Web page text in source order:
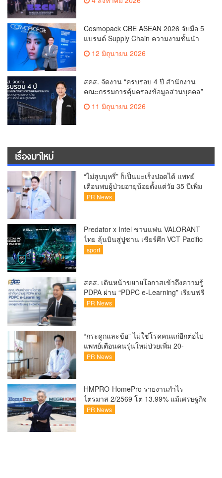
ระดับนานาชาติเกิดการเจรจาธุรกิจกว่า
ตอกย้ำไทยสู่ “Content Hub of Asia”
Cosmopack CBE ASEAN 2026 จับมือ 5
แบรนด์ Supply Chain ความงามชั้นนำ
เดินเครื่องโรงงานผลิตเครื่องสำอาง
จำลอง “The Sunscreen Factory” ไฮไลต์
Bangkok 2026
12 มิถุนายน 2026
สคส. จัดงาน “ครบรอบ 4 ปี สำนักงาน
คณะกรรมการคุ้มครองข้อมูลส่วนบุคคล”
ส่งสัญญาณยกระดับ PDPA ไทย สร้าง
ความเชื่อมั่นเศรษฐกิจดิจิทัล
11 มิถุนายน 2026
เรื่องมาใหม่
“ไม่สูบบุหรี่” ก็เป็นมะเร็งปอดได้ แพทย์
เตือนพบผู้ป่วยอายุน้อยตั้งแต่วัย 35 ปีเพิ่ม
ขึ้นคนไทยกว่า 70% รู้ตัวเมื่อโรคลุกลาม
PR News
Predator x Intel ชวนแฟน VALORANT
ไทย ลุ้นบินสู่ปูซาน เชียร์ศึก VCT Pacific
Finals Busan ประเทศเกาหลีใต้ Predator
สุดพิเศษตลอดทัวร์นาเมนต์
sport
สคส. เดินหน้าขยายโอกาสเข้าถึงความรู้
PDPA ผ่าน “PDPC e-Learning” เรียนฟรี
ทุกที่ ทุกเวลา พร้อมประกาศนียบัตร ต่อย
แล้ว
PR News
“กระดูกและข้อ” ไม่ใช่โรคคนแก่อีกต่อไป
แพทย์เตือนคนรุ่นใหม่ป่วยเพิ่ม 20-
30% เสี่ยง ‘ข้อเข่าเสื่อมก่อนวัย’ จาก
PR News
HMPRO-HomePro รายงานกำไร
ไตรมาส 2/2569 โต 13.99% แม้เศรษฐกิจ
ผันผวนเดินหน้าขยายสาขา เสริมพอร์ต
PR News